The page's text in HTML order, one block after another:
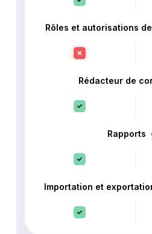
Rôles et autorisations
Rédacteur de
Rapports
Importation et